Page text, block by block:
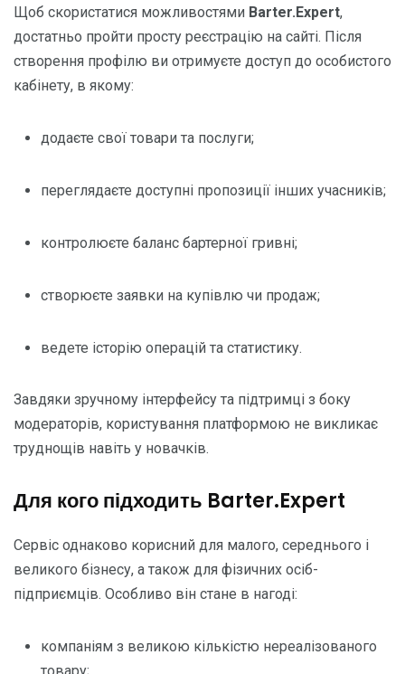
Щоб скористатися можливостями Barter.Expert,
достатньо пройти просту реєстрацію на сайті. Після
створення профілю ви отримуєте доступ до особистого
кабінету, в якому:
додаєте свої товари та послуги;
переглядаєте доступні пропозиції інших учасників;
контролюєте баланс бартерної гривні;
створюєте заявки на купівлю чи продаж;
ведете історію операцій та статистику.
Завдяки зручному інтерфейсу та підтримці з боку
модераторів, користування платформою не викликає
труднощів навіть у новачків.
Для кого підходить Barter.Expert
Сервіс однаково корисний для малого, середнього і
великого бізнесу, а також для фізичних осіб-
підприємців. Особливо він стане в нагоді:
компаніям з великою кількістю нереалізованого